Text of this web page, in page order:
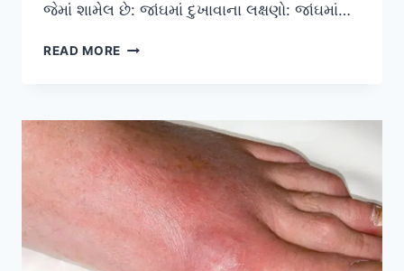
જેમાં શામેલ છે: જાંઘમાં દુખાવાના લક્ષણો: જાંઘમાં…
READ MORE જાંઘમાં